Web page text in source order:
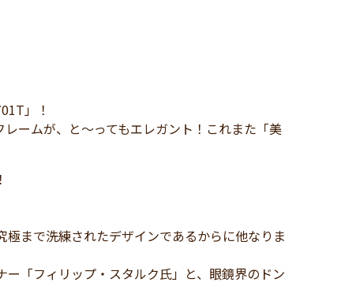
」！
ームが、と～ってもエレガント！これまた「美
まで洗練されたデザインであるからに他なりま
「フィリップ・スタルク氏」と、眼鏡界のドン